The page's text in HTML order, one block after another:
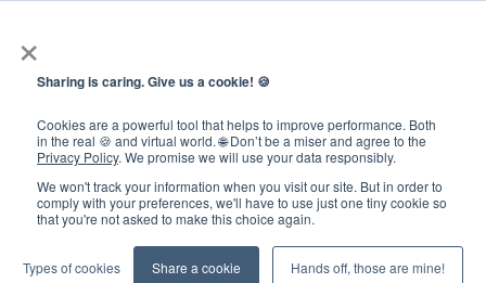
×
Sharing is caring. Give us a cookie! 🍪
Cookies are a powerful tool that helps to improve performance. Both
in the real 🍪 and virtual world. 🌐 Don’t be a miser and agree to the
Privacy Policy. We promise we will use your data responsibly.
We won't track your information when you visit our site. But in order to
comply with your preferences, we'll have to use just one tiny cookie so
that you're not asked to make this choice again.
Types of cookies Share a cookie Hands off, those are mine!
Cizinci jsou vítáni…
…pomůžeme s Vaší
situací.